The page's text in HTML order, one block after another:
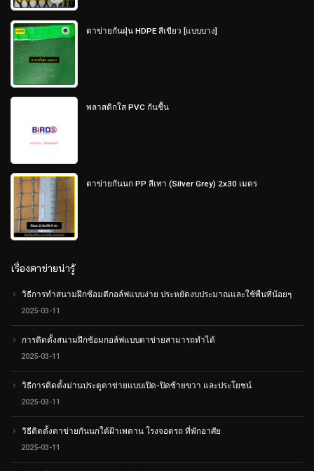
ตาข่ายกันฝุ่น HDPE สีเขียว [แบบบาง]
พลาสติกใส PVC กันชื้น
ตาข่ายกันนก PP สีเทา (Silver Grey) 2x30 เมตร
เรื่องตาข่ายน่ารู้
วิธีการทำสนามฝึกซ้อมตีกอล์ฟแบบง่าย ประหยัดงบประมาณและใช้พืนที่น้อยๆ
2025-03-11
การติดตั้งสนามฝึกซ้อมกอล์ฟแบบตาข่ายสามารถทำได้
2025-03-11
วิธีการติดตั้งม่านประตูตาข่ายแบบเปิด-ปิดซ้ายขวา และประโยชน์
2025-03-11
วิธีติดตั้งตาข่ายกันนกใต้ฝ้าเพดาน โรงจอดรถ ที่พักอาศัย
2025-03-11